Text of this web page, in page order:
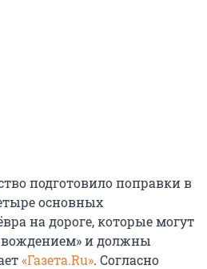
подготовило поправки в
основных
на дороге, которые могут
и должны
«Газета.Ru». Согласно